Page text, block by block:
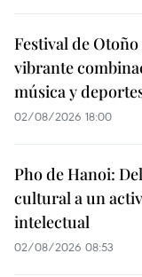
Festival de
vibrante
música y
02/08/2026 18:00
Pho de Hanoi:
cultural a un
intelectual
02/08/2026 08:53